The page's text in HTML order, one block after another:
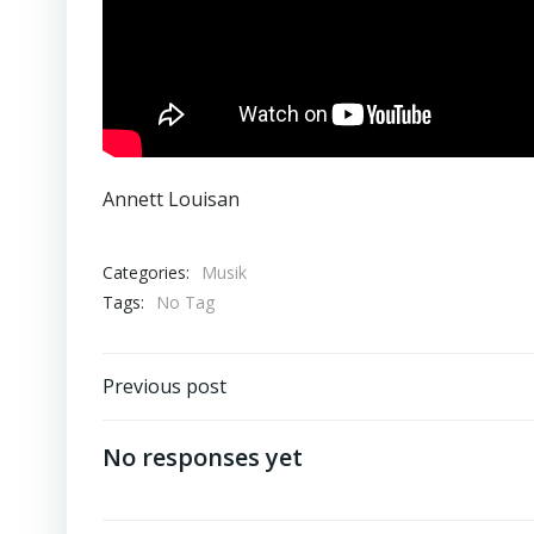
Annett Louisan
Categories:
Musik
Tags:
No Tag
Beitragsnavigation
Previous post
No responses yet